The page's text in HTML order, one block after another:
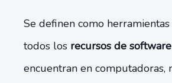
Se definen como
todos los recursos de software
encuentran en computadoras,